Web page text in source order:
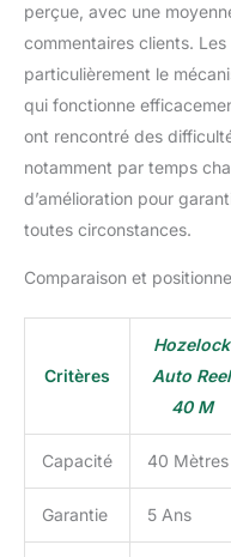
perçue, avec une
commentaires clients.
particulièrement le
qui fonctionne
ont rencontré des
notamment par temps
d’amélioration pour
toutes circonstances.
Comparaison et
Critères
Hozelock
Auto Reel
40 M
Capacité 40 Mètres
Garantie 5 Ans